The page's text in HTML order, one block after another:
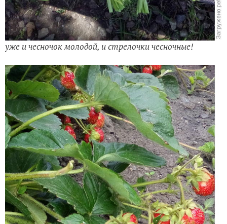
уже и чесночок молодой, и стрелочки чесночные!